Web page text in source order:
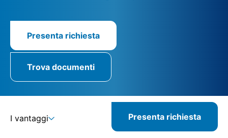
Presenta richiesta
Trova documenti
I vantaggi Presenta richiesta